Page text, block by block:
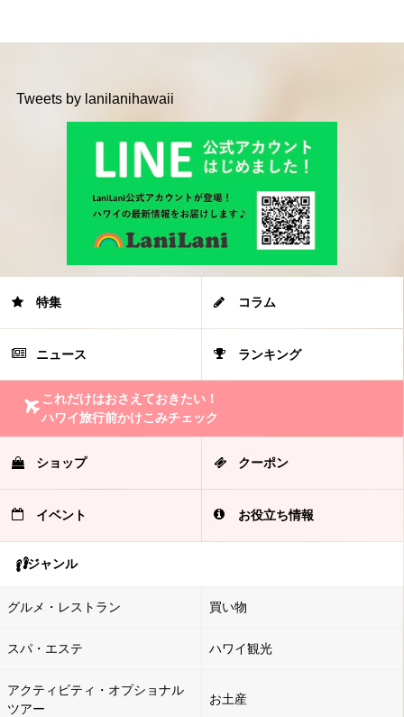
Tweets by lanilanihawaii
特集 コラム
ニュース ランキング
これだけはおさえておきたい！
ハワイ旅行前かけこみチェック
ショップ クーポン
イベント お役立ち情報
ジャンル
グルメ・レストラン 買い物
スパ・エステ ハワイ観光
アクティビティ・オプショナル
ツアー
お土産